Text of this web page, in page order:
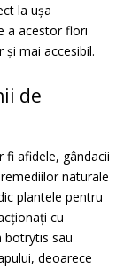
la ușa
a acestor flori
mai accesibil.
de
fi afidele, gândacii
naturale
plantele pentru
cu
botrytis sau
deoarece